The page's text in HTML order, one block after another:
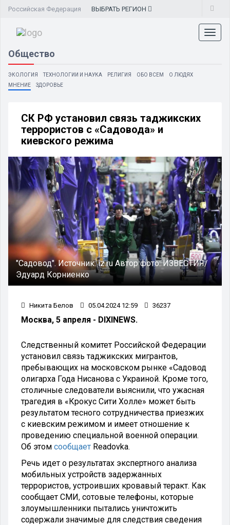
Российская Федерация ВЫБРАТЬ РЕГИОН
Общество
ЭКОЛОГИЯ ТЕХНОЛОГИИ И НАУКА РЕЛИГИЯ ОБО ВСЕМ
О ЛЮДЯХ
МНЕНИЕ
ЗДОРОВЬЕ
СК РФ установил связь таджикских
террористов с «Садовода» и
киевского режима
"Садовод".Источник:iz.ruАвтор фото:ИЗВЕСТИЯ/
Эдуард Корниенко
Никита Белов 05.04.2024 12:59 36237
Москва, 5 апреля - DIXINEWS.
Следственный комитет Российской Федерации
установил связь таджикских мигрантов,
пребывающих на московском рынке «Садовод
олигарха Года Нисанова с Украиной. Кроме того,
столичные следователи выяснили, что ужасная
трагедия в «Крокус Сити Холле» может быть
результатом тесного сотрудничества приезжих
с киевским режимом и имеет отношение к
проведению специальной военной операции.
Об этом сообщает Readovka.
Речь идет о результатах экспертного анализа
мобильных устройств задержанных
террористов, устроивших кровавый теракт. Как
сообщает СМИ, сотовые телефоны, которые
злоумышленники пытались уничтожить
содержали значимые для следствия сведения